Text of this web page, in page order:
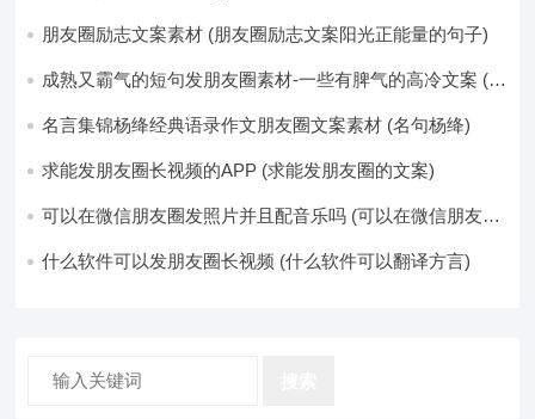
片-如果想要图片都不同得话-1-p-可以准备好45张的不同图
朋友圈励志文案素材 (朋友圈励志文案阳光正能量的句子)
成熟又霸气的短句发朋友圈素材-一些有脾气的高冷文案 (成
名言集锦杨绛经典语录作文朋友圈文案素材 (名句杨绛)
求能发朋友圈长视频的APP (求能发朋友圈的文案)
可以在微信朋友圈发照片并且配音乐吗 (可以在微信朋友圈
什么软件可以发朋友圈长视频 (什么软件可以翻译方言)